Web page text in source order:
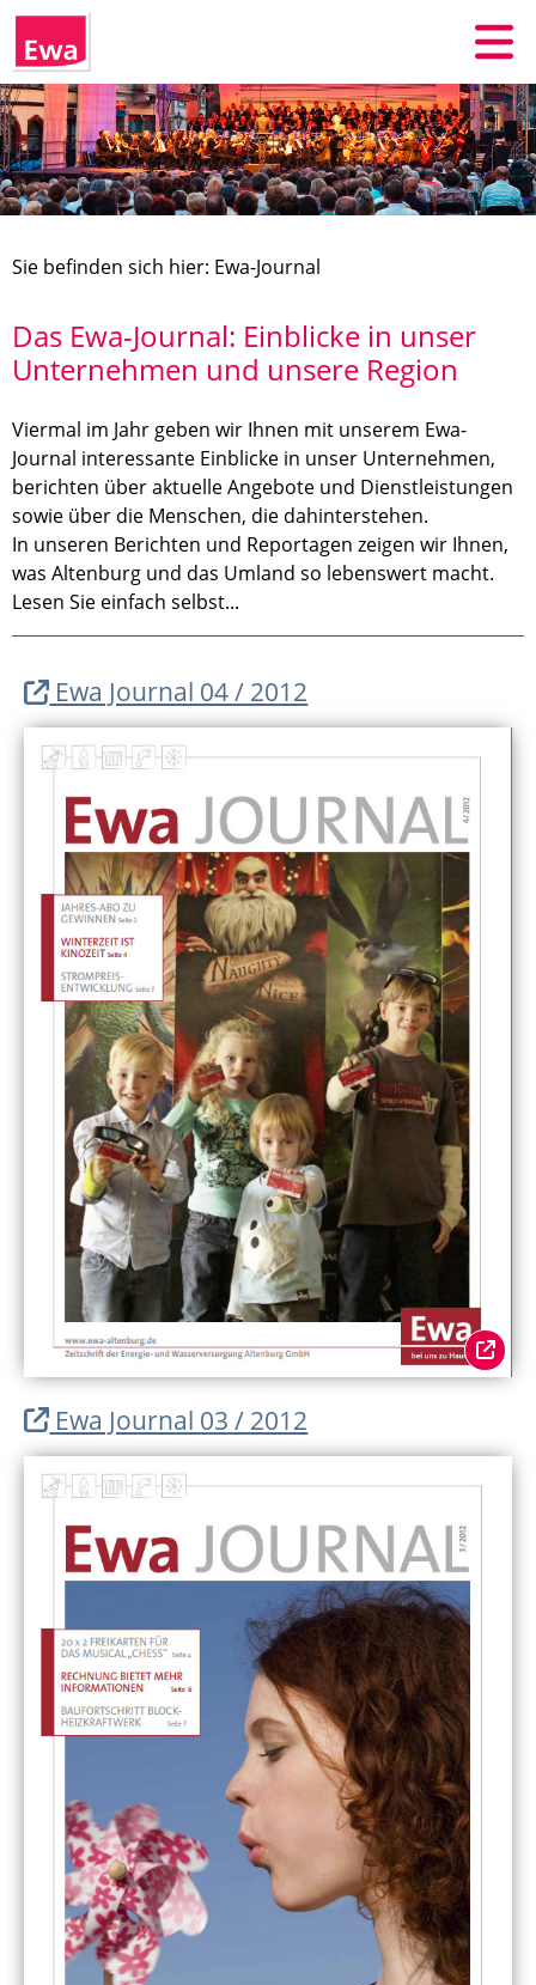
Sie befinden sich hier: Ewa-Journal
Das Ewa-Journal: Einblicke in unser
Unternehmen und unsere Region
Viermal im Jahr geben wir Ihnen mit unserem Ewa-
Journal interessante Einblicke in unser Unternehmen,
berichten über aktuelle Angebote und Dienstleistungen
sowie über die Menschen, die dahinterstehen.
In unseren Berichten und Reportagen zeigen wir Ihnen,
was Altenburg und das Umland so lebenswert macht.
Lesen Sie einfach selbst...
Ewa Journal 04 / 2012
Ewa Journal 03 / 2012